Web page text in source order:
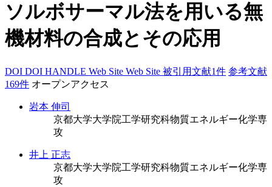
ソルボサーマル法を用いる無
機材料の合成とその応用
DOI DOI HANDLE Web Site Web Site 被引用文献1件 参考文献
169件 オープンアクセス
岩本 伸司
京都大学大学院工学研究科物質エネルギー化学専
攻
井上 正志
京都大学大学院工学研究科物質エネルギー化学専
攻